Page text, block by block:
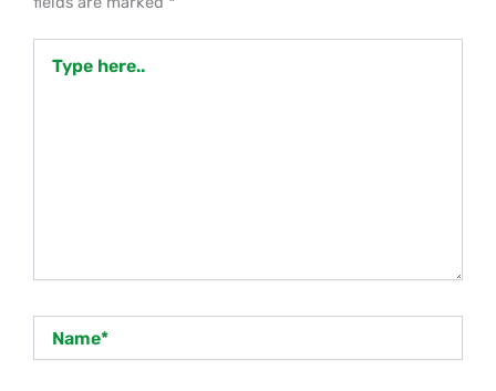
here..